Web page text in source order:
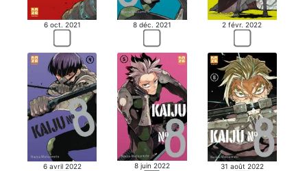
6 oct. 2021 8 déc. 2021 2 févr. 2022
6 avril 2022 8 juin 2022 31 août 2022